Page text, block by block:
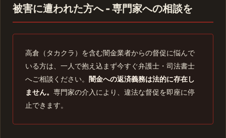
被害に遭われた方へ - 専門家への相談を
高倉（タカクラ）を含む闇金業者からの督促に悩んで
いる方は、一人で抱え込まず今すぐ弁護士・司法書士
へご相談ください。 闇金への返済義務は法的に存在し
ません。 専門家の介入により、違法な督促を即座に停
止できます。